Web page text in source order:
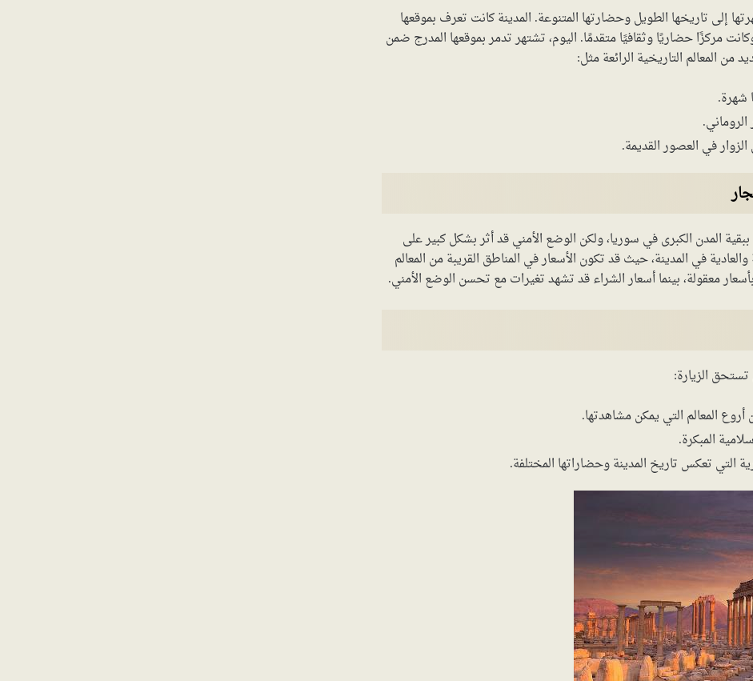
إلى تاريخها الطويل وحضارتها المتنوعة. المدينة كانت تعرف بموقعها
مركزًا حضاريًا وثقافيًا متقدمًا. اليوم، تشتهر تدمر بموقعها المدرج ضمن
من المعالم التاريخية الرائعة مثل:
شهرة.
في العصور القديمة.
المدن الكبرى في سوريا، ولكن الوضع الأمني قد أثر بشكل كبير على
في المدينة، حيث قد تكون الأسعار في المناطق القريبة من المعالم
معقولة، بينما أسعار الشراء قد تشهد تغيرات مع تحسن الوضع الأمني.
تستحق الزيارة:
المعالم التي يمكن مشاهدتها.
المبكرة.
التي تعكس تاريخ المدينة وحضاراتها المختلفة.